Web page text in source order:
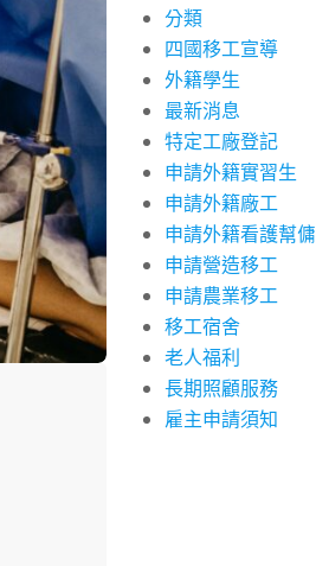
分類
四國移工宣導
外籍學生
最新消息
特定工廠登記
申請外籍實習生
申請外籍廠工
申請外籍看護幫傭
申請營造移工
申請農業移工
移工宿舍
老人福利
長期照顧服務
雇主申請須知